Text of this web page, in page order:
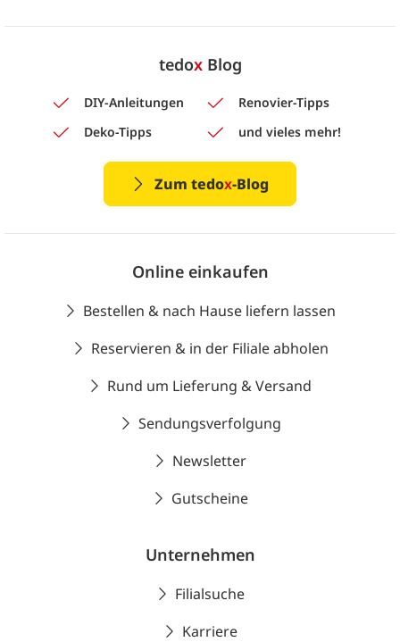
tedoxBlog
DIY-Anleitungen
Renovier-Tipps
Deko-Tipps
und vieles mehr!
Zum tedox-Blog
Online einkaufen
Bestellen & nach Hause liefern lassen
Reservieren & in der Filiale abholen
Rund um Lieferung & Versand
Sendungsverfolgung
Newsletter
Gutscheine
Unternehmen
Filialsuche
Karriere